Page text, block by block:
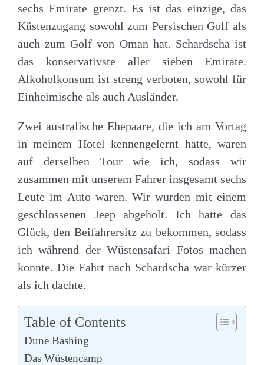
sechs Emirate grenzt. Es ist das einzige, das
Küstenzugang sowohl zum Persischen Golf als
auch zum Golf von Oman hat. Schardscha ist
das konservativste aller sieben Emirate.
Alkoholkonsum ist streng verboten, sowohl für
Einheimische als auch Ausländer.
Zwei australische Ehepaare, die ich am Vortag
in meinem Hotel kennengelernt hatte, waren
auf derselben Tour wie ich, sodass wir
zusammen mit unserem Fahrer insgesamt sechs
Leute im Auto waren. Wir wurden mit einem
geschlossenen Jeep abgeholt. Ich hatte das
Glück, den Beifahrersitz zu bekommen, sodass
ich während der Wüstensafari Fotos machen
konnte. Die Fahrt nach Schardscha war kürzer
als ich dachte.
Table of Contents
Dune Bashing
Das Wüstencamp